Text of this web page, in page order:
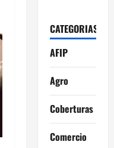
CATEGORIAS
AFIP
Agro
Coberturas
Comercio